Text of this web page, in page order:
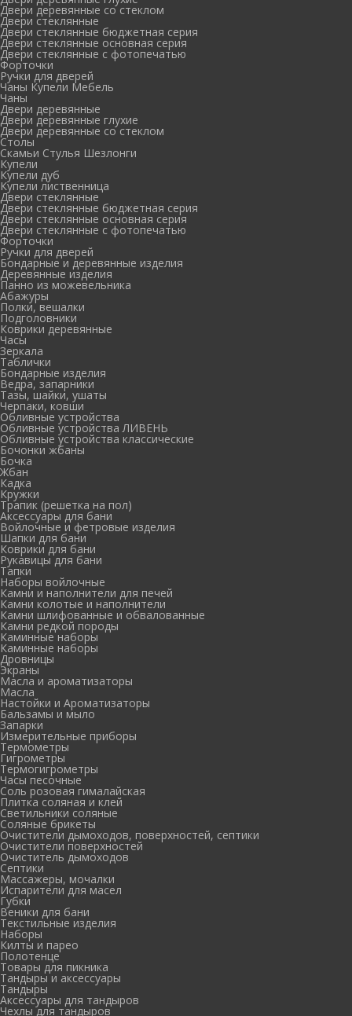
Двери деревянные со стеклом
Двери стеклянные
Двери стеклянные бюджетная серия
Двери стеклянные основная серия
Двери стеклянные с фотопечатью
Форточки
Ручки для дверей
Чаны Купели Мебель
Чаны
Двери деревянные
Двери деревянные глухие
Двери деревянные со стеклом
Столы
Скамьи Стулья Шезлонги
Купели
Купели дуб
Купели лиственница
Двери стеклянные
Двери стеклянные бюджетная серия
Двери стеклянные основная серия
Двери стеклянные с фотопечатью
Форточки
Ручки для дверей
Бондарные и деревянные изделия
Деревянные изделия
Панно из можевельника
Абажуры
Полки, вешалки
Подголовники
Коврики деревянные
Часы
Зеркала
Таблички
Бондарные изделия
Ведра, запарники
Тазы, шайки, ушаты
Черпаки, ковши
Обливные устройства
Обливные устройства ЛИВЕНЬ
Обливные устройства классические
Бочонки жбаны
Бочка
Жбан
Кадка
Кружки
Трапик (решетка на пол)
Аксессуары для бани
Войлочные и фетровые изделия
Шапки для бани
Коврики для бани
Рукавицы для бани
Тапки
Наборы войлочные
Камни и наполнители для печей
Камни колотые и наполнители
Камни шлифованные и обвалованные
Камни редкой породы
Каминные наборы
Каминные наборы
Дровницы
Экраны
Масла и ароматизаторы
Масла
Настойки и Ароматизаторы
Бальзамы и мыло
Запарки
Измерительные приборы
Термометры
Гигрометры
Термогигрометры
Часы песочные
Соль розовая гималайская
Плитка соляная и клей
Светильники соляные
Соляные брикеты
Очистители дымоходов, поверхностей, септики
Очистители поверхностей
Очиститель дымоходов
Септики
Массажеры, мочалки
Испарители для масел
Губки
Веники для бани
Текстильные изделия
Наборы
Килты и парео
Полотенце
Товары для пикника
Тандыры и аксессуары
Тандыры
Аксессуары для тандыров
Чехлы для тандыров